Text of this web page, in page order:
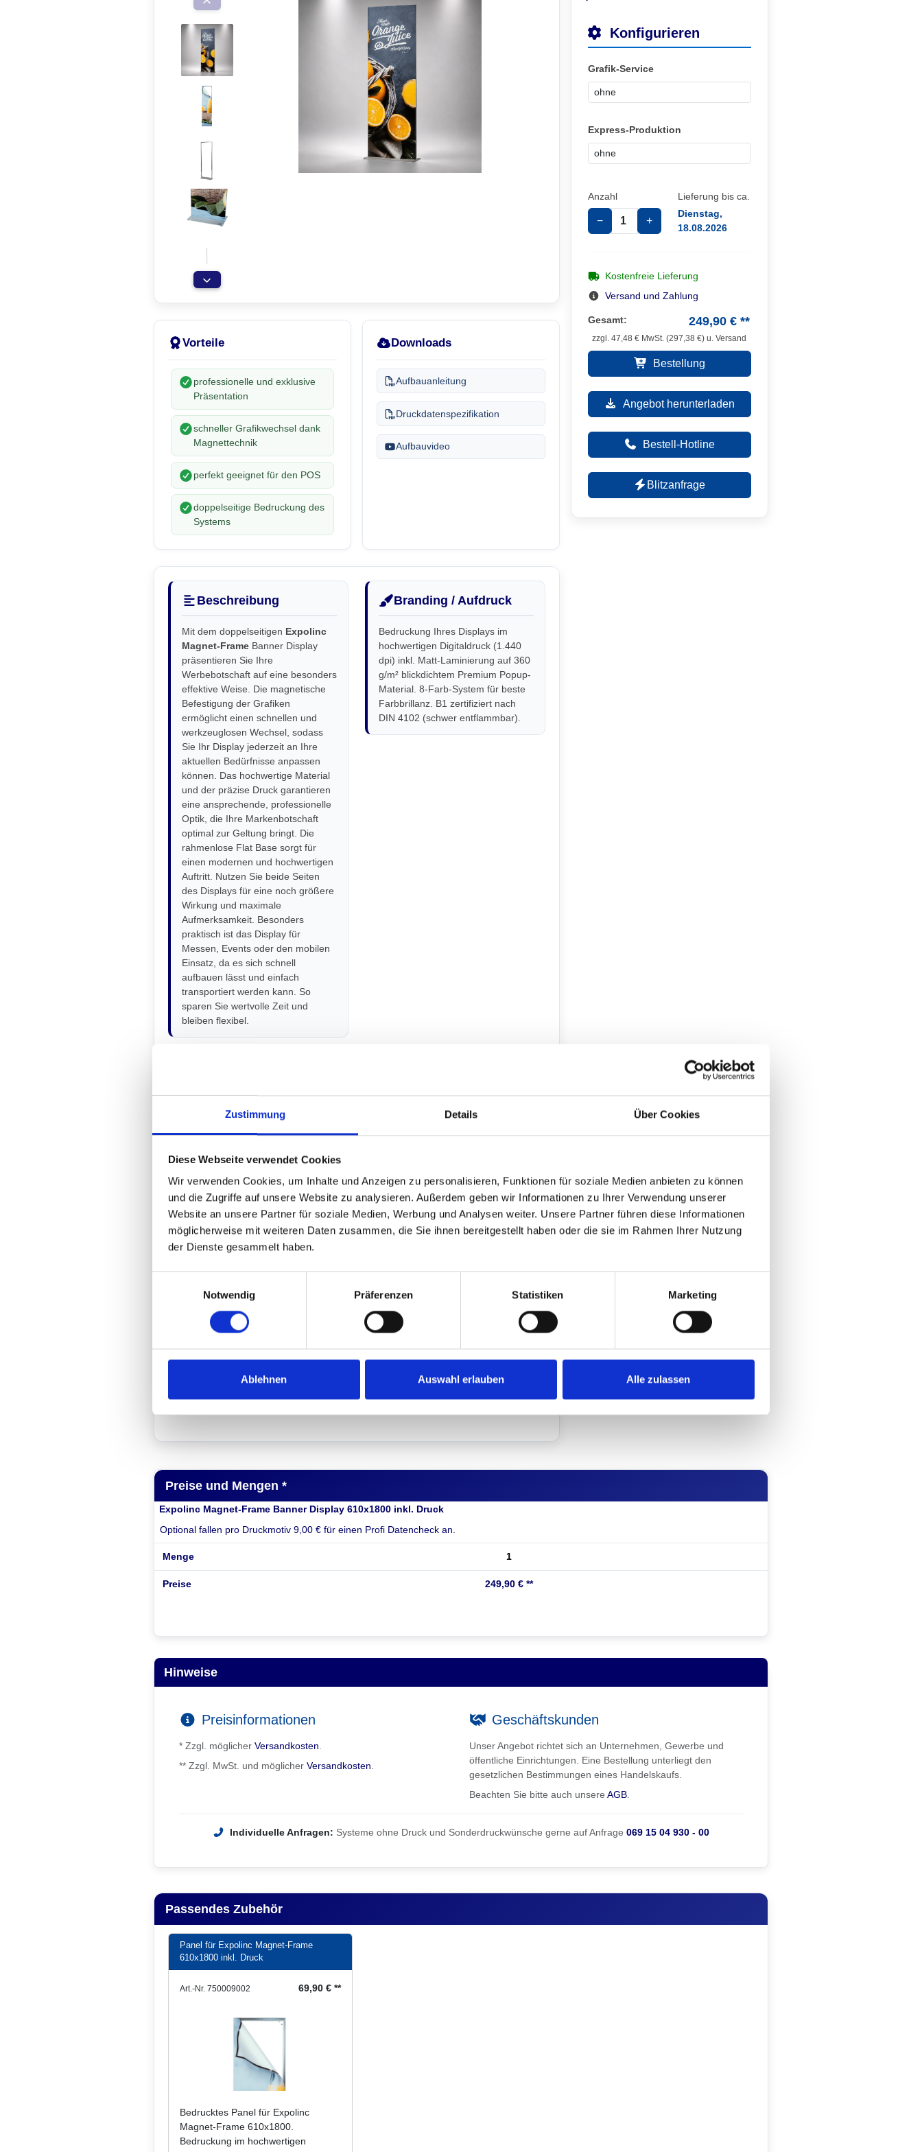
Zustimmung Details Über Cookies
Diese Webseite verwendet Cookies
Wir verwenden Cookies, um Inhalte und Anzeigen zu personalisieren, Funktionen für soziale Medien anbieten zu können
und die Zugriffe auf unsere Website zu analysieren. Außerdem geben wir Informationen zu Ihrer Verwendung unserer
Website an unsere Partner für soziale Medien, Werbung und Analysen weiter. Unsere Partner führen diese Informationen
möglicherweise mit weiteren Daten zusammen, die Sie ihnen bereitgestellt haben oder die sie im Rahmen Ihrer Nutzung
der Dienste gesammelt haben.
Notwendig
Präferenzen Statistiken Marketing
Ablehnen Auswahl erlauben Alle zulassen
Vorteile
professionelle und exklusive
Präsentation
schneller Grafikwechsel dank
Magnettechnik
perfekt geeignet für den POS
doppelseitige Bedruckung des
Systems
Downloads
Aufbauanleitung
Druckdatenspezifikation
Aufbauvideo
Beschreibung
Mit dem doppelseitigen Expolinc
Magnet-Frame Banner Display
präsentieren Sie Ihre
Werbebotschaft auf eine besonders
effektive Weise. Die magnetische
Befestigung der Grafiken
ermöglicht einen schnellen und
werkzeuglosen Wechsel, sodass
Sie Ihr Display jederzeit an Ihre
aktuellen Bedürfnisse anpassen
können. Das hochwertige Material
und der präzise Druck garantieren
eine ansprechende, professionelle
Optik, die Ihre Markenbotschaft
optimal zur Geltung bringt. Die
rahmenlose Flat Base sorgt für
einen modernen und hochwertigen
Auftritt. Nutzen Sie beide Seiten
des Displays für eine noch größere
Wirkung und maximale
Aufmerksamkeit. Besonders
praktisch ist das Display für
Messen, Events oder den mobilen
Einsatz, da es sich schnell
aufbauen lässt und einfach
transportiert werden kann. So
sparen Sie wertvolle Zeit und
bleiben flexibel.
Branding / Aufdruck
Bedruckung Ihres Displays im
hochwertigen Digitaldruck (1.440
dpi) inkl. Matt-Laminierung auf 360
g/m² blickdichtem Premium Popup-
Material. 8-Farb-System für beste
Farbbrillanz. B1 zertifiziert nach
DIN 4102 (schwer entflammbar).
Aufbaumaß:615 x 1800 x 260 mm
(BxHxT)
Farbe:silber
Gerne übernimmt unsere
einsehen. [Mehr].
Anwendungsbereich
FrameBanner freistehend, als ein-
für alle möglichen Werbeauftritte.
Einsetzbar als Leitsystem,
Stockwerksanzeiger,
Schauraum oder Messe. Display
Werktage
Versand gegen Aufpreis möglich
(Preise und Zeiten ersichtlich im
Warenkorb)
Konfigurieren
Grafik-Service
Express-Produktion
Anzahl Lieferung bis ca.
− +
Dienstag,
18.08.2026
Kostenfreie Lieferung
Versand und Zahlung
Gesamt: 249,90 € **
zzgl.47,48 € MwSt. (297,38 €) u. Versand
Bestellung
Angebot herunterladen
Bestell-Hotline
Blitzanfrage
Preise und Mengen *
Expolinc Magnet-Frame Banner Display 610x1800 inkl. Druck
Optional fallen pro Druckmotiv 9,00 € für einen Profi Datencheck an.
Menge 1
Preise 249,90 € **
Hinweise
Preisinformationen
* Zzgl. möglicher Versandkosten
** Zzgl. MwSt. und möglicher Versandkosten
Geschäftskunden
Unser Angebot richtet sich an Unternehmen, Gewerbe und
öffentliche Einrichtungen. Eine Bestellung unterliegt den
gesetzlichen Bestimmungen eines Handelskaufs.
Beachten Sie bitte auch unsere AGB
Individuelle Anfragen: Systeme ohne Druck und Sonderdruckwünsche gerne auf Anfrage 069 15 04 930 - 00
Passendes Zubehör
Panel für Expolinc Magnet-Frame
610x1800 inkl. Druck
Art.-Nr. 750009002 69,90 € **
Bedrucktes Panel für Expolinc
Magnet-Frame 610x1800.
Bedruckung im hochwertigen